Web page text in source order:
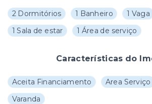
2 Dormitórios 1 Banheiro 1 Vaga
1 Sala de estar
1 Área de serviço
Características do
Aceita Financiamento Area Serviço
Varanda